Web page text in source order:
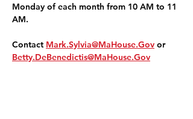
Monday of each month from 10 AM to 11
AM.
Contact Mark.Sylvia@MaHouse.Gov or
Betty.DeBenedictis@MaHouse.Gov